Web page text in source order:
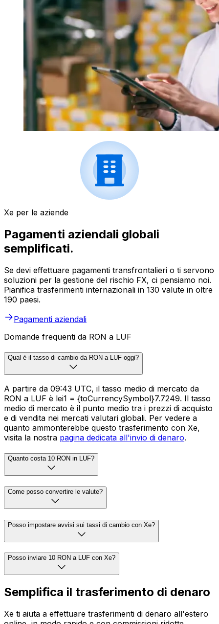
Xe per le aziende
Pagamenti aziendali globali
semplificati.
Se devi effettuare pagamenti transfrontalieri o ti servono
soluzioni per la gestione del rischio FX, ci pensiamo noi.
Pianifica trasferimenti internazionali in 130 valute in oltre
190 paesi.
Pagamenti aziendali
Domande frequenti da RON a LUF
Qual è il tasso di cambio da RON a LUF oggi?
A partire da 09:43 UTC, il tasso medio di mercato da
RON a LUF è lei1 = {toCurrencySymbol}7.7249. Il tasso
medio di mercato è il punto medio tra i prezzi di acquisto
e di vendita nei mercati valutari globali. Per vedere a
quanto ammonterebbe questo trasferimento con Xe,
visita la nostra pagina dedicata all'invio di denaro.
Quanto costa 10 RON in LUF?
Come posso convertire le valute?
Posso impostare avvisi sui tassi di cambio con Xe?
Posso inviare 10 RON a LUF con Xe?
Semplifica il trasferimento di denaro
Xe ti aiuta a effettuare trasferimenti di denaro all'estero